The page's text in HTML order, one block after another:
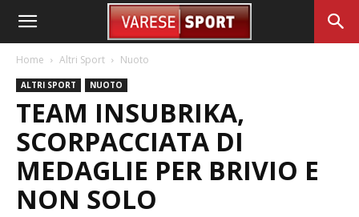
Home Altri Sport Nuoto
ALTRI SPORT NUOTO
TEAM INSUBRIKA,
SCORPACCIATA DI
MEDAGLIE PER BRIVIO E
NON SOLO